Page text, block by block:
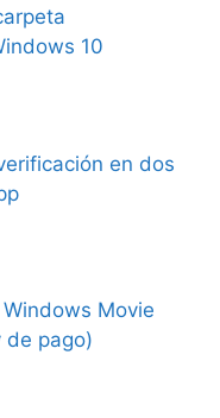
10
en dos
Movie
de pago)